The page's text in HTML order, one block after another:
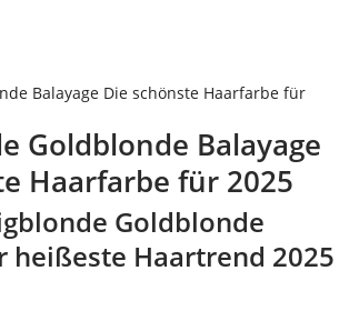
Balayage Die schönste Haarfarbe für
Goldblonde Balayage
Haarfarbe für 2025
Goldblonde
heißeste Haartrend 2025